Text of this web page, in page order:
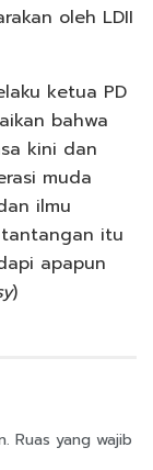
oleh LDII
ketua PD
bahwa
kini dan
muda
ilmu
itu
apapun
)
Ruas yang wajib